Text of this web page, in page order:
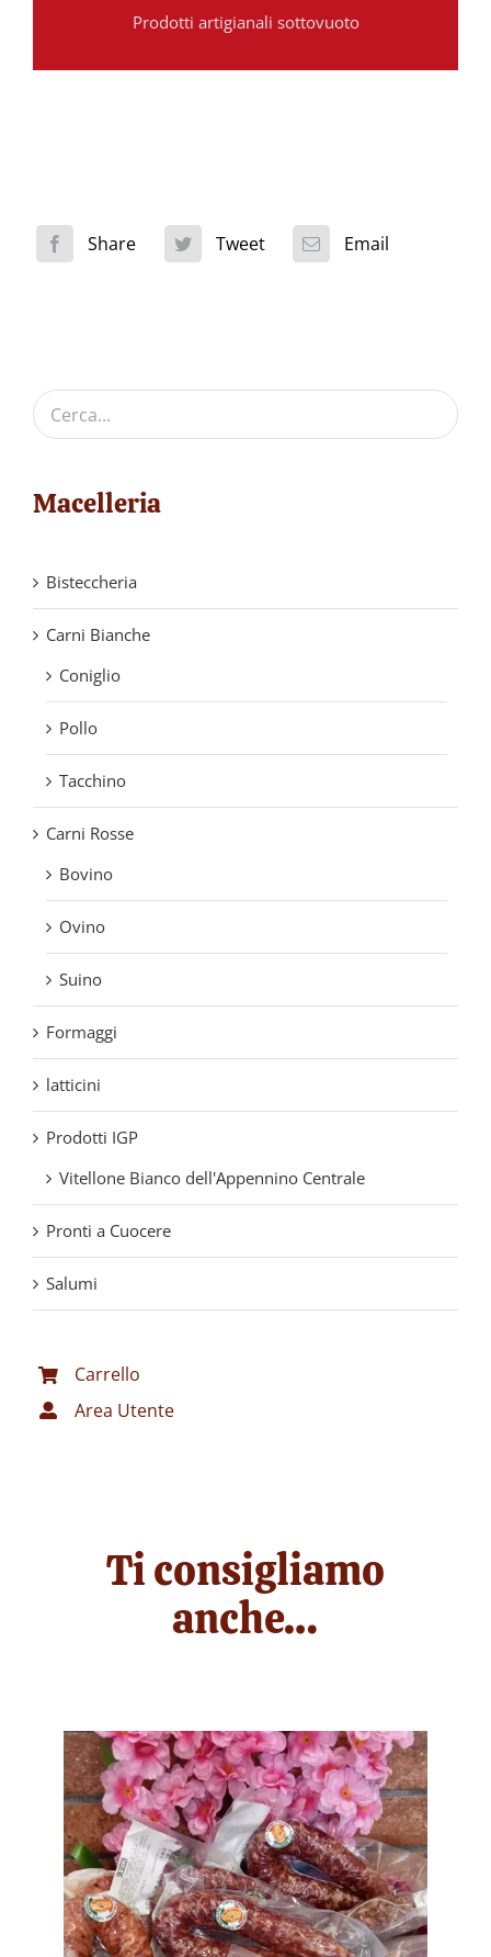
Prodotti artigianali sottovuoto
Share Tweet Email
Macelleria
Bisteccheria
Carni Bianche
Coniglio
Pollo
Tacchino
Carni Rosse
Bovino
Ovino
Suino
Formaggi
latticini
Prodotti IGP
Vitellone Bianco dell'Appennino Centrale
Pronti a Cuocere
Salumi
Carrello
Area Utente
Ti consigliamo
anche…
/ DETTAGLI